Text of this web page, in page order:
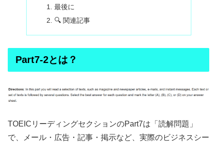
最後に
🔍 関連記事
Part7-2とは？
TOEICリーディングセクションのPart7は「読解問題」
で、メール・広告・記事・掲示など、実際のビジネスシー